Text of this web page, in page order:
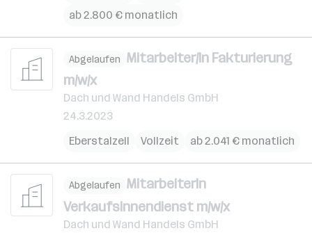
ab 2.800 € monatlich
Abgelaufen Mitarbeiter/In Fakturierung
m/w/x
Dach und Wand Handels GmbH
24.3.2023
Eberstalzell
Vollzeit ab 2.041 € monatlich
Abgelaufen MitarbeiterIn
Verkaufsinnendienst m/w/x
Dach und Wand Handels GmbH